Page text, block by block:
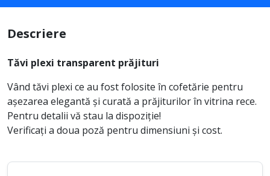
Descriere
Tăvi plexi transparent prăjituri
Vând tăvi plexi ce au fost folosite în cofetărie pentru
așezarea elegantă și curată a prăjiturilor în vitrina rece.
Pentru detalii vă stau la dispoziție!
Verificați a doua poză pentru dimensiuni și cost.